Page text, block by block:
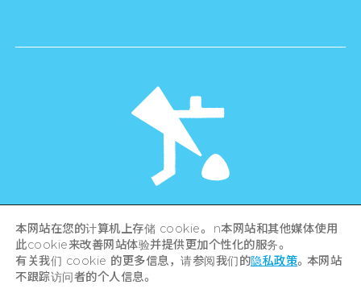
Hiroshima Prefecture / Hiroshima City .
All rights reserved
本网站在您的计算机上存储 cookie。 n本网站和其他媒体使用
此cookie来改善网站体验并提供更加个性化的服务。
有关我们 cookie 的更多信息，请参阅我们的隐私政策。本网站
不跟踪访问者的个人信息。